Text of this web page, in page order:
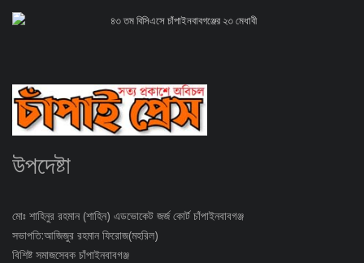
৪৩ তম বিসিএসে চাঁপাইনবাবগঞ্জের ২৩ মেধাবী
উপদেষ্টা
মোঃ শাহিনুর রহমান (শাহিন) এডভোকেট জর্জ কোর্ট চাঁপাইনবাবগঞ্জ
সভাপতি:আজিজুর রহমান ফিরোজ(মহরিল)
বিশিষ্ট সমাজসেবক চাঁপাইনবাবগঞ্জ